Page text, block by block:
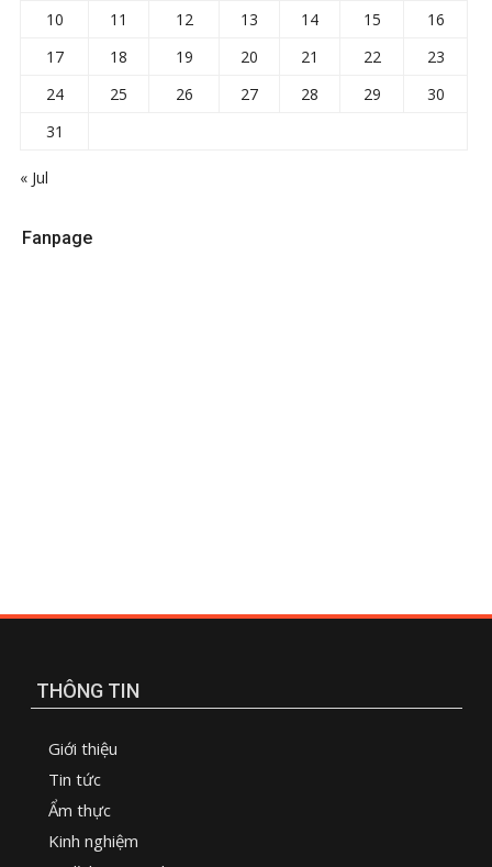
10
11 12 13 14 15
16
17
18 19 20 21 22
23
24
25 26 27 28 29
30
31
« Jul
Fanpage
THÔNG TIN
Giới thiệu
Tin tức
Ẩm thực
Kinh nghiệm